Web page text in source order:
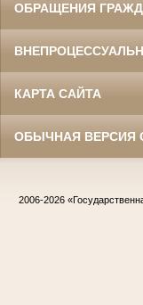
ОБРАЩЕНИЯ
КАРТА САЙТА
ОБЫЧНАЯ ВЕРСИЯ
2006-2026